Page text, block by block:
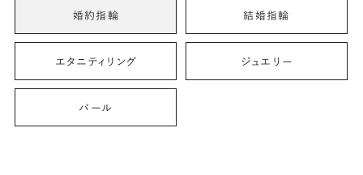
婚約指輪 結婚指輪
エタニティリング ジュエリー
パール